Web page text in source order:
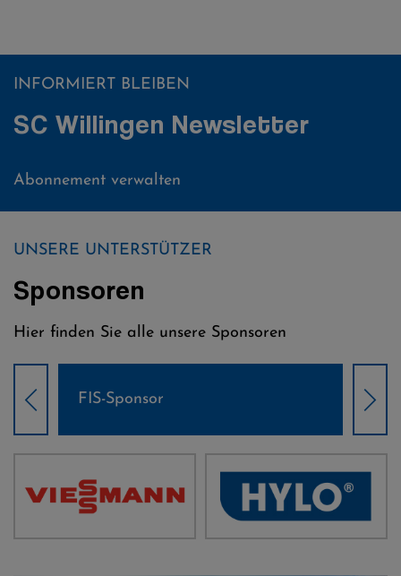
INFORMIERT BLEIBEN
SC Willingen Newsletter
Abonnement verwalten
UNSERE UNTERSTÜTZER
Sponsoren
Hier finden Sie alle unsere Sponsoren
Weltcup-Sponsoren Damen